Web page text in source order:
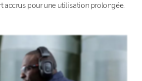
accrus pour une utilisation prolongée.